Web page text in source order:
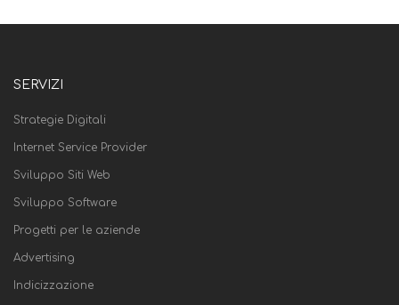
SERVIZI
Strategie Digitali
Internet Service Provider
Sviluppo Siti Web
Sviluppo Software
Progetti per le aziende
Advertising
Indicizzazione